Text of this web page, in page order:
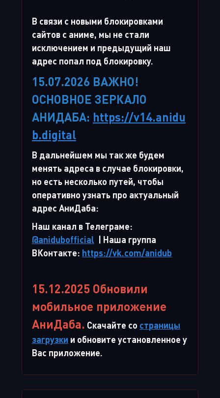
В связи с новыми блокировками
сайтов с аниме, мы не стали
исключением и предыдущий наш
адрес попал под блокировку.
15.07.2026 ВАЖНО!
ОСНОВНОЕ ЗЕРКАЛО
АНИДАБА: https://v14.anidu
b.digital
В дальнейшем мы так же будем
менять адреса в случае блокировки,
но есть несколько путей, чтобы
оперативно узнать про актуальный
адрес АниДаба:
Наш канал в Телеграме:
@anidubofficial | Наша группа
ВКонтакте: https://vk.com/anidub
15.12.2025 Обновили
мобильное приложение
АниДаба. Скачайте со страницы
загрузки и обновите установленное у
Вас приложение.